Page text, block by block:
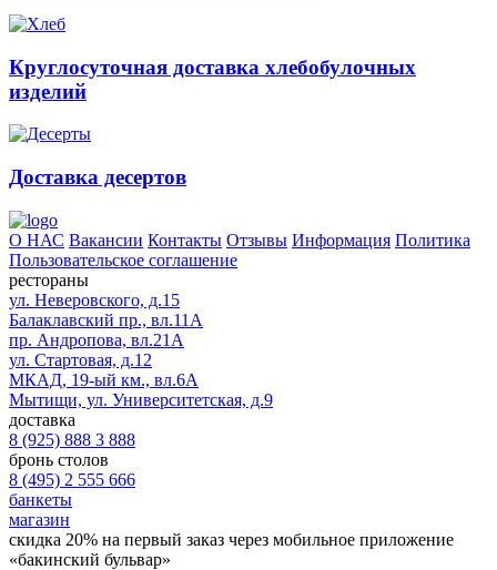
Круглосуточная доставка хлебобулочных
изделий
Доставка десертов
О НАС Вакансии Контакты Отзывы Информация Политика
Пользовательское соглашение
рестораны
ул. Неверовского, д.15
Балаклавский пр., вл.11А
пр. Андропова, вл.21А
ул. Стартовая, д.12
МКАД, 19-ый км., вл.6А
Мытищи, ул. Университетская, д.9
доставка
8 (925) 888 3 888
бронь столов
8 (495) 2 555 666
банкеты
магазин
скидка 20% на первый заказ через мобильное приложение
«бакинский бульвар»